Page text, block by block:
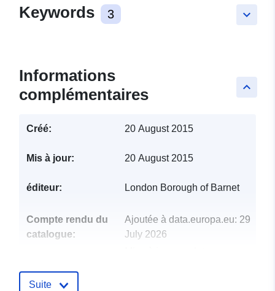
keyboard_arrow_down
Keywords 3
keyboard_arrow_up
Informations
complémentaires
Créé: 20 August 2015
Mis à jour: 20 August 2015
éditeur: London Borough of Barnet
Compte rendu du
catalogue:
Ajoutée à data.europa.eu: 29
July 2026
Suite